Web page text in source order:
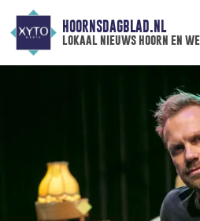
HOORNSDAGBLAD.NL
lokaal nieuws hoorn en